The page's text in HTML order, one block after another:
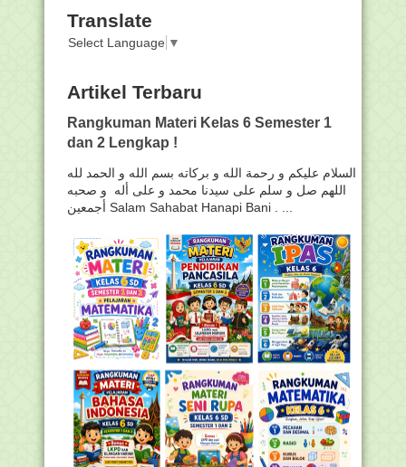
Translate
Select Language ▼
Artikel Terbaru
Rangkuman Materi Kelas 6 Semester 1
dan 2 Lengkap !
السلام عليكم و رحمة الله و بركاته بسم الله و الحمد لله
اللهم صل و سلم على سيدنا محمد و على أله و صحبه
أجمعين Salam Sahabat Hanapi Bani . ...